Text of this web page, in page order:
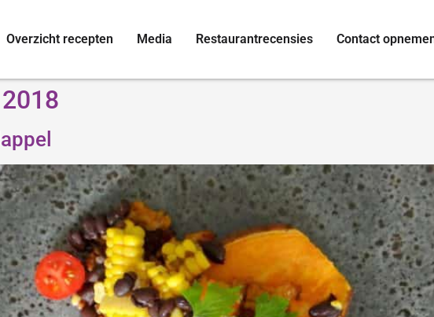
Overzicht recepten Media Restaurantrecensies Contact